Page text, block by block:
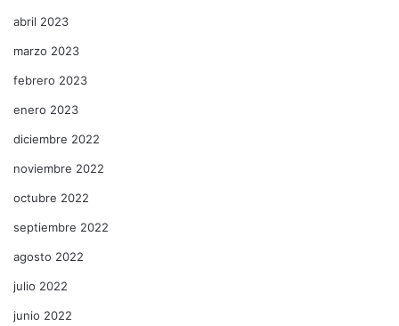
abril 2023
marzo 2023
febrero 2023
enero 2023
diciembre 2022
noviembre 2022
octubre 2022
septiembre 2022
agosto 2022
julio 2022
junio 2022